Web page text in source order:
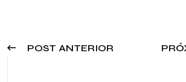
POST ANTERIOR